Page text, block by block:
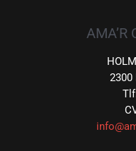
AMA’R
2300